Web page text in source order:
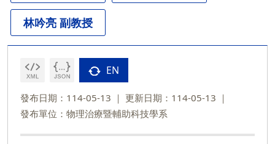
林吟亮 副教授
EN
發布日期：114-05-13
更新日期：114-05-13
發布單位：物理治療暨輔助科技學系